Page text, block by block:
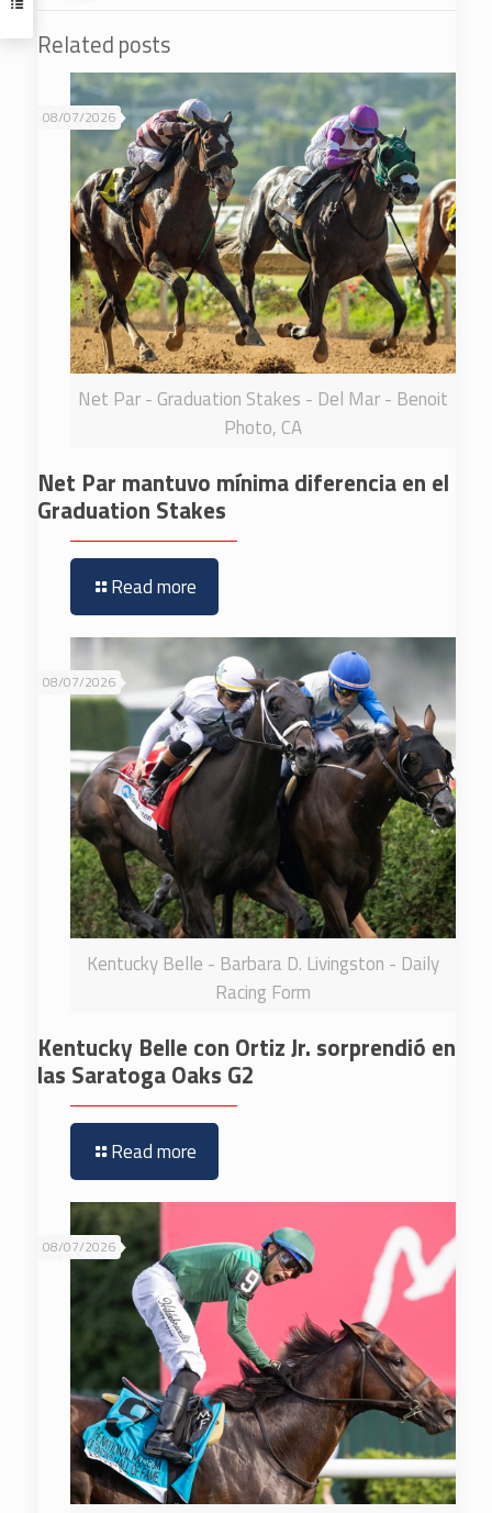
Related posts
Net Par - Graduation Stakes - Del Mar - Benoit
Photo, CA
08/07/2026
Net Par mantuvo mínima diferencia en el
Graduation Stakes
Read more
Kentucky Belle - Barbara D. Livingston - Daily
Racing Form
08/07/2026
Kentucky Belle con Ortiz Jr. sorprendió en
las Saratoga Oaks G2
Read more
08/07/2026